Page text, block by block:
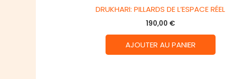
DRUKHARI: PILLARDS DE L’ESPACE RÉEL
190,00 €
AJOUTER AU PANIER